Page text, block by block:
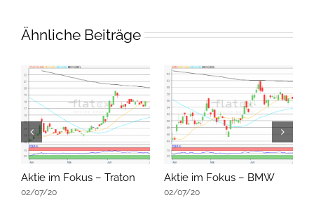
Ähnliche Beiträge
Aktie im Fokus – Traton
02/07/20
Aktie im Fokus – BMW
02/07/20